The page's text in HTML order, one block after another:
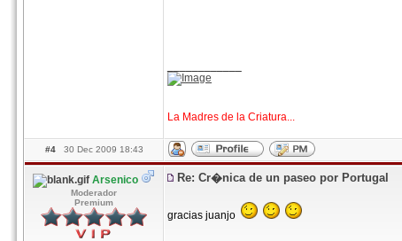
La Madres de la Criatura...
#4 30 Dec 2009 18:43
Arsenico
Moderador
Premium
Re: Cr�nica de un paseo por Portugal
gracias juanjo